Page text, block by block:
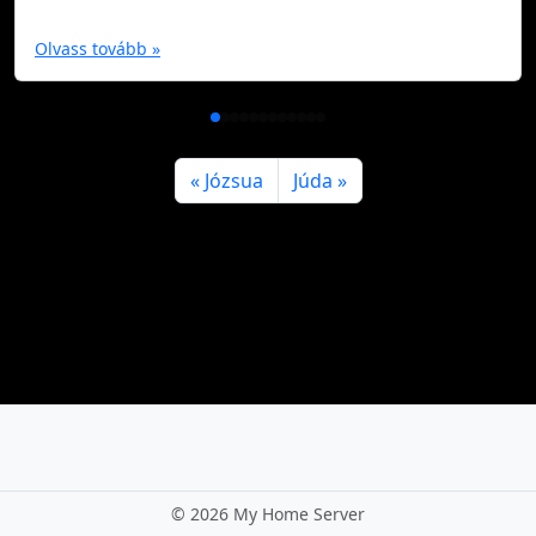
Olvass tovább »
Józsua Júda
© 2026 My Home Server